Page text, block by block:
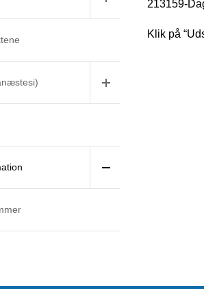
213159-
Klik på